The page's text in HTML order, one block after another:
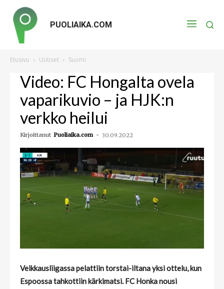
PUOLIAIKA.COM
Etusivu Uutiset Suomi
Video: FC Hongalta ovela
vaparikuvio – ja HJK:n
verkko heilui
Kirjoittanut Puoliaika.com - 30.09.2022
Veikkausliigassa pelattiin torstai-iltana yksi ottelu, kun
Espoossa tahkottiin kärkimatsi. FC Honka nousi